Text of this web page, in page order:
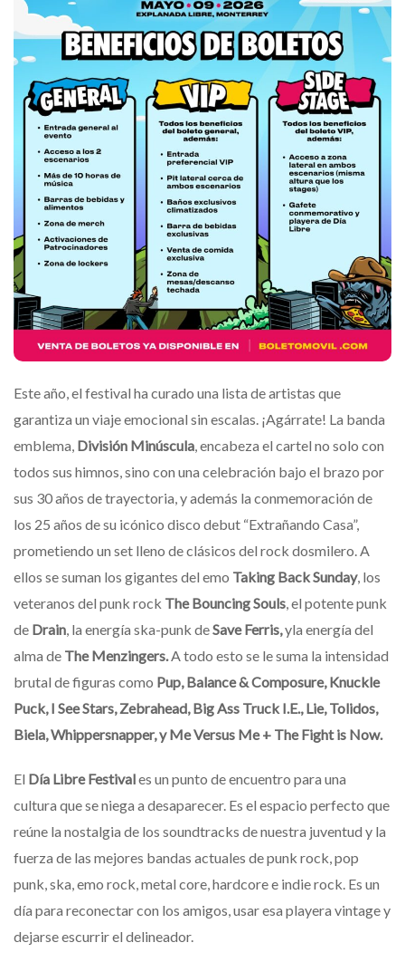
Este año, el festival ha curado una lista de artistas que
garantiza un viaje emocional sin escalas. ¡Agárrate! La banda
emblema, División Minúscula, encabeza el cartel no solo con
todos sus himnos, sino con una celebración bajo el brazo por
sus 30 años de trayectoria, y además la conmemoración de
los 25 años de su icónico disco debut “Extrañando Casa”,
prometiendo un set lleno de clásicos del rock dosmilero. A
ellos se suman los gigantes del emo Taking Back Sunday, los
veteranos del punk rock The Bouncing Souls, el potente punk
de Drain, la energía ska-punk deSave Ferris,yla energía del
alma de The Menzingers.A todo esto se le suma la intensidad
brutal de figuras como Pup, Balance & Composure, Knuckle
Puck, I See Stars, Zebrahead, Big Ass Truck I.E., Lie, Tolidos,
Biela, Whippersnapper, y Me Versus Me + The Fight is Now.
El Día Libre Festivales un punto de encuentro para una
cultura que se niega a desaparecer. Es el espacio perfecto que
reúne la nostalgia de los soundtracks de nuestra juventud y la
fuerza de las mejores bandas actuales de punk rock, pop
punk, ska, emo rock, metal core, hardcore e indie rock. Es un
día para reconectar con los amigos, usar esa playera vintage y
dejarse escurrir el delineador.